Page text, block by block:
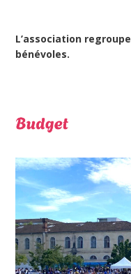
L’association
bénévoles.